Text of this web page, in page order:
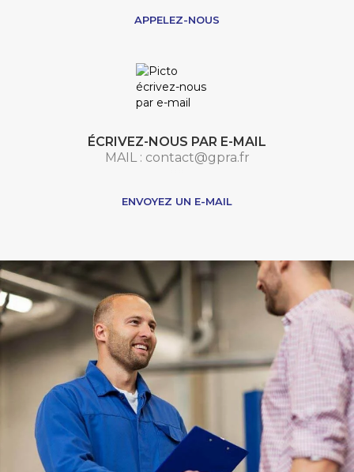
APPELEZ-NOUS
ÉCRIVEZ-NOUS PAR E-MAIL
MAIL : contact@gpra.fr
ENVOYEZ UN E-MAIL